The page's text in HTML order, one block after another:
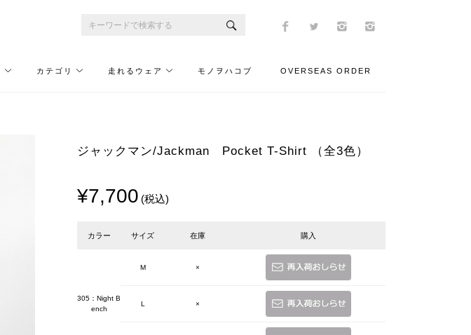
カテゴリ 走れるウェア モノヲハコブ OVERSEAS ORDER
ジャックマン/Jackman Pocket T-Shirt （全3色）
¥7,700 (税込)
カラー サイズ 在庫 購入
305：Night B
ench
M ×
L ×